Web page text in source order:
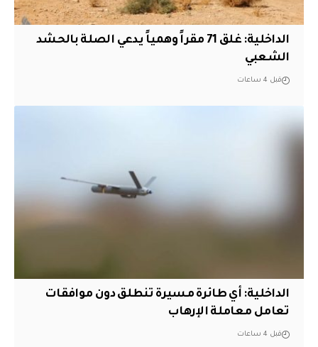
الداخلية: غلق 71 مقراً وهمياً يدعي الصلة بالحشد
الشعبي
قبل 4 ساعات
الداخلية: أي طائرة مسيرة تنطلق دون موافقات
تعامل معاملة الإرهاب
قبل 4 ساعات